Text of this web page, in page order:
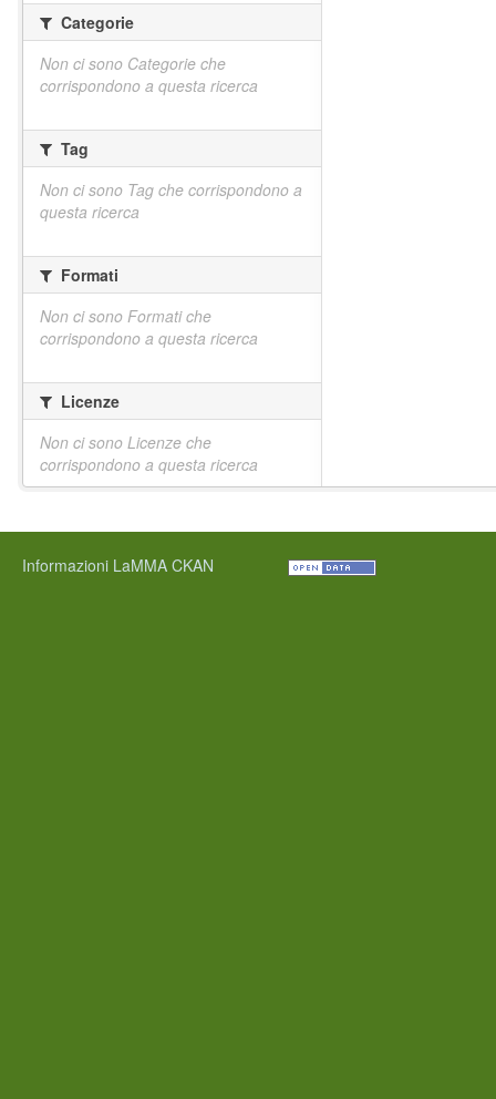
Categorie
Non ci sono Categorie che
corrispondono a questa ricerca
Tag
Non ci sono Tag che corrispondono a
questa ricerca
Formati
Non ci sono Formati che
corrispondono a questa ricerca
Licenze
Non ci sono Licenze che
corrispondono a questa ricerca
Informazioni LaMMA CKAN